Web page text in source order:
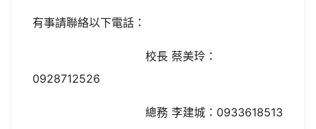
有事請聯絡以下電話：
校長 蔡美玲：
0928712526
總務 李建城：0933618513